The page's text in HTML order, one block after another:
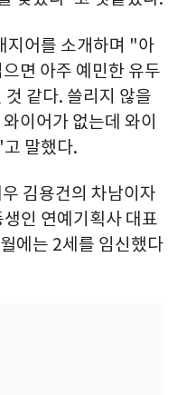
지어를 소개하며 "아
면 아주 예민한 유두
같다. 쓸리지 않을
이어가 없는데 와이
말했다.
김용건의 차남이자
인 연예기획사 대표
에는 2세를 임신했다